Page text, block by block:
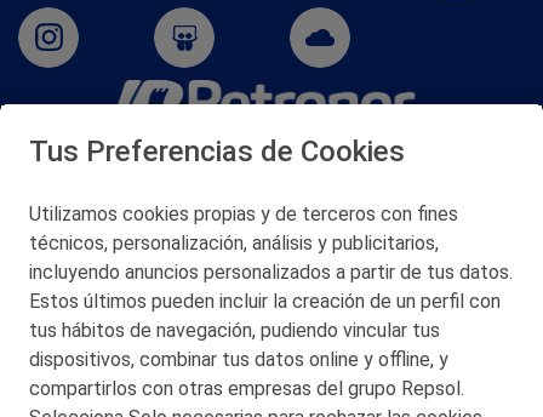
San Martín 5-Edificio Muñatones,
© 2026 Petronor S.A.
CONTACTO
Tus Preferencias de Cookies
Utilizamos cookies propias y de terceros con fines
técnicos, personalización, análisis y publicitarios,
incluyendo anuncios personalizados a partir de tus datos.
Estos últimos pueden incluir la creación de un perfil con
tus hábitos de navegación, pudiendo vincular tus
dispositivos, combinar tus datos online y offline, y
compartirlos con otras empresas del grupo Repsol.